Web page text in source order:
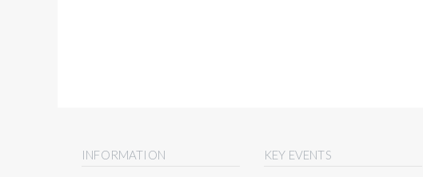
INFORMATION KEY EVENTS